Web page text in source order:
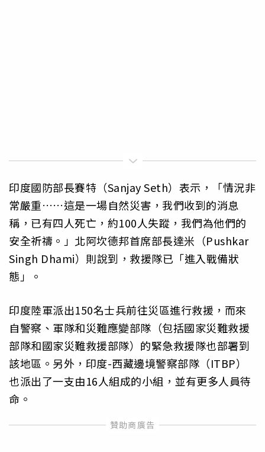
印度國防部長賽特（Sanjay Seth）表示，「情況非
常嚴重……這是一場自然災害，我們收到的消息
稱，已有四人死亡，約100人失蹤，我們為他們的
安全祈禱。」北阿坎德邦首席部長達米（Pushkar
Singh Dhami）則說到，救援隊已「進入戰備狀
態」。
印度陸軍派出150名士兵前往災區進行救援，而來
自警察、軍隊和災難應變部隊（包括國家災難救援
部隊和國家災難救援部隊）的緊急救援隊也部署到
該地區。另外，印度-西藏邊境警察部隊（ITBP）
也派出了一支由16人組成的小組，並有更多人員待
命。